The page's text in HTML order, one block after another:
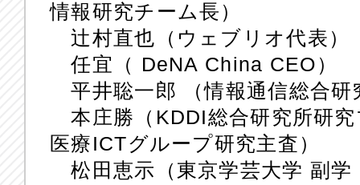
情報研究チーム長）
辻村直也（ウェブリオ代表）
任宜（ DeNA China CEO）
平井聡一郎 （情報通信総合研
本庄勝（KDDI総合研究所研
医療ICTグループ研究主査）
松田恵示（東京学芸大学 副学